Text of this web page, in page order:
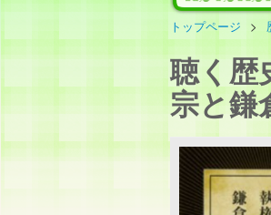
トップページ
聴く歴
宗と鎌